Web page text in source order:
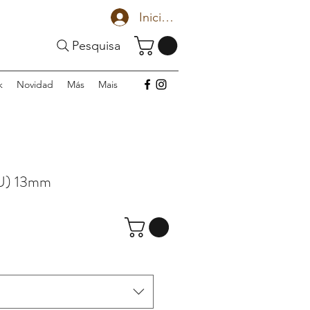
Iniciar sesión
Pesquisa
Novidad Más Mais
13mm